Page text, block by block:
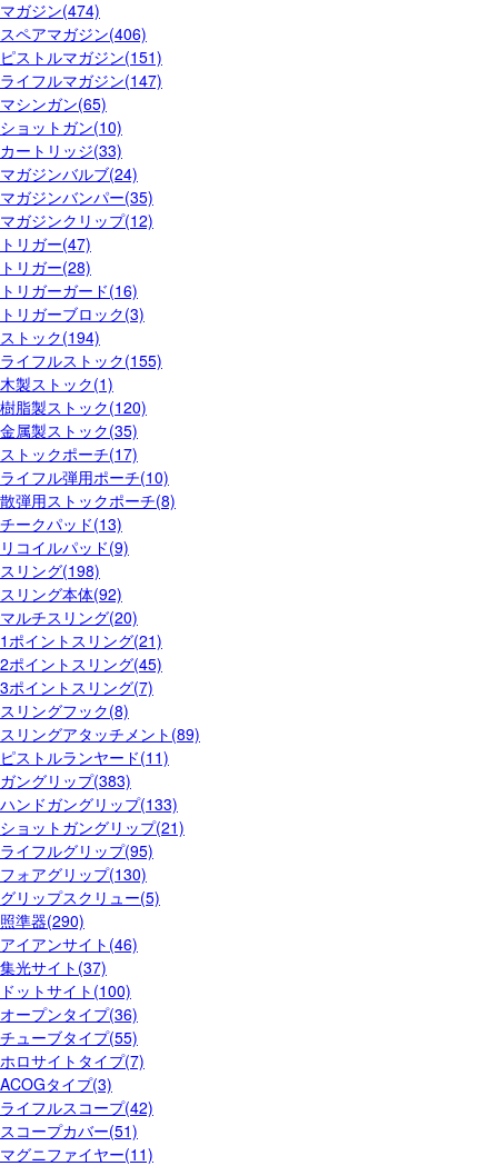
マガジン(474)
スペアマガジン(406)
ピストルマガジン(151)
ライフルマガジン(147)
マシンガン(65)
ショットガン(10)
カートリッジ(33)
マガジンバルブ(24)
マガジンバンパー(35)
マガジンクリップ(12)
トリガー(47)
トリガー(28)
トリガーガード(16)
トリガーブロック(3)
ストック(194)
ライフルストック(155)
木製ストック(1)
樹脂製ストック(120)
金属製ストック(35)
ストックポーチ(17)
ライフル弾用ポーチ(10)
散弾用ストックポーチ(8)
チークパッド(13)
リコイルパッド(9)
スリング(198)
スリング本体(92)
マルチスリング(20)
1ポイントスリング(21)
2ポイントスリング(45)
3ポイントスリング(7)
スリングフック(8)
スリングアタッチメント(89)
ピストルランヤード(11)
ガングリップ(383)
ハンドガングリップ(133)
ショットガングリップ(21)
ライフルグリップ(95)
フォアグリップ(130)
グリップスクリュー(5)
照準器(290)
アイアンサイト(46)
集光サイト(37)
ドットサイト(100)
オープンタイプ(36)
チューブタイプ(55)
ホロサイトタイプ(7)
ACOGタイプ(3)
ライフルスコープ(42)
スコープカバー(51)
マグニファイヤー(11)